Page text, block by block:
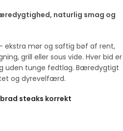
naturlig smag og
mør og saftig bøf af rent,
grill eller sous vide. Hver bid er
uden tunge fedtlag. Bæredygtigt
og dyrevelfærd.
steaks korrekt